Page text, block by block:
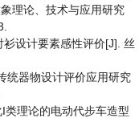
理论、技术与应用研究
设计要素感性评价[J]. 丝
统器物设计评价应用研究
类理论的电动代步车造型